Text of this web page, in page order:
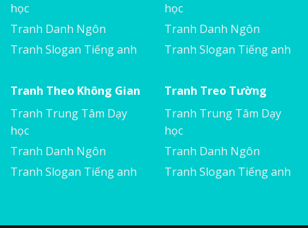
học
Tranh Danh Ngôn
Tranh Slogan Tiếng anh
học
Tranh Danh Ngôn
Tranh Slogan Tiếng anh
Tranh Theo Không Gian
Tranh Trung Tâm Dạy
học
Tranh Danh Ngôn
Tranh Slogan Tiếng anh
Tranh Treo Tường
Tranh Trung Tâm Dạy
học
Tranh Danh Ngôn
Tranh Slogan Tiếng anh